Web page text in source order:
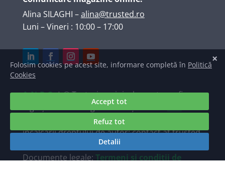
Alina SILAGHI –alina@trusted.ro
Luni – Vineri : 10:00 – 17:00
A.N.P.C.| © Texte, imagini, elemente grafice,
logo și marcă înregistrată deținute de
TRUSTED INTERNET SRL. Raportări ale
încălcării dreptului de autor: contact at trusted
Documente legale: Termeni și condiții de